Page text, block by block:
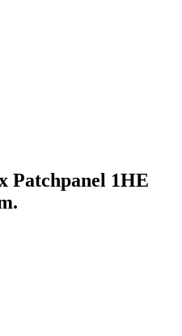
Patchpanel 1HE